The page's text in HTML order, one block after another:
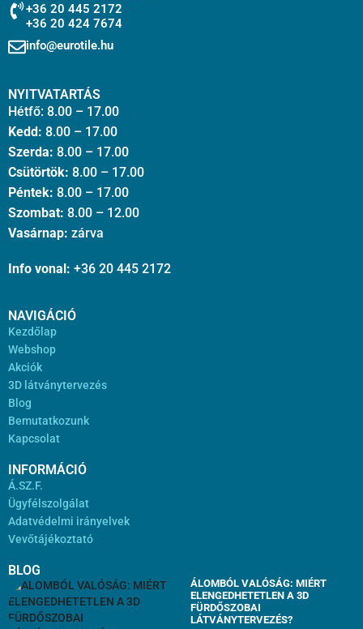
+36 20 445 2172
+36 20 424 7674
info@eurotile.hu
NYITVATARTÁS
Hétfő: 8.00 – 17.00
Kedd: 8.00 – 17.00
Szerda: 8.00 – 17.00
Csütörtök: 8.00 – 17.00
Péntek: 8.00 – 17.00
Szombat: 8.00 – 12.00
Vasárnap: zárva
Info vonal: +36 20 445 2172
NAVIGÁCIÓ
Kezdőlap
Webshop
Akciók
3D látványtervezés
Blog
Bemutatkozunk
Kapcsolat
INFORMÁCIÓ
Á.SZ.F.
Ügyfélszolgálat
Adatvédelmi irányelvek
Vevőtájékoztató
BLOG
ÁLOMBÓL VALÓSÁG: MIÉRT
ELENGEDHETETLEN A 3D
FÜRDŐSZOBAI
LÁTVÁNYTERVEZÉS?